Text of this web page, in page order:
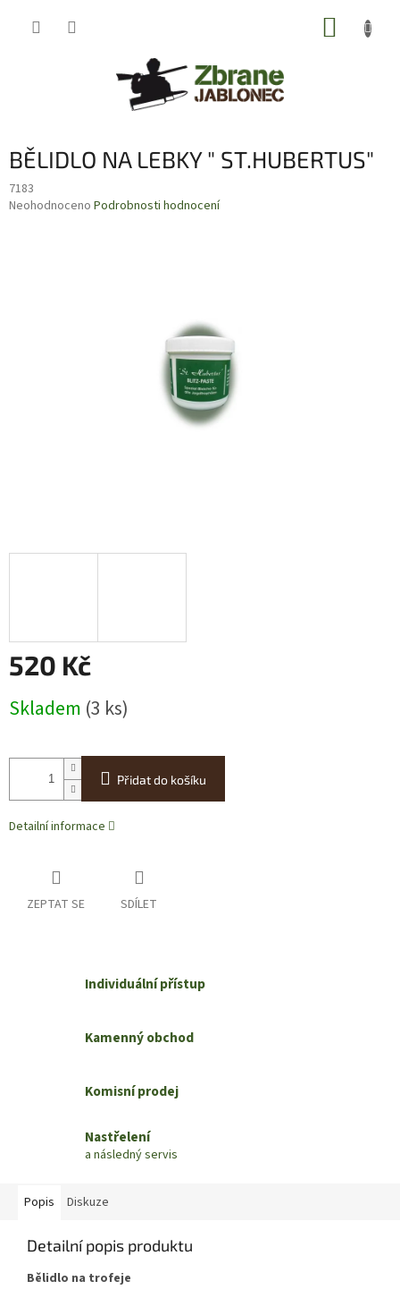
BĚLIDLO NA LEBKY " ST.HUBERTUS"
7183
Průměrné
Neohodnoceno Podrobnosti hodnocení
520 Kč
cena:
Skladem (3 ks)
Přidat do košíku
Detailní informace
ZEPTAT SE SDÍLET
Individuální přístup
Kamenný obchod
Komisní prodej
Nastřelení
a následný servis
Popis Diskuze
Detailní popis produktu
Bělidlo na trofeje